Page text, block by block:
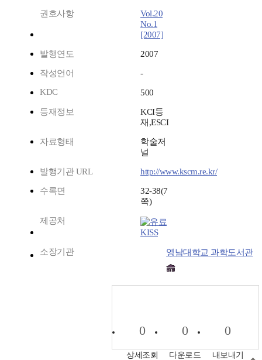
권호사항
Vol.20
No.1
[2007]
발행연도 2007
작성언어
-
KDC
500
등재정보
KCI등
재,ESCI
자료형태
학술저
널
발행기관 URL http://www.kscm.re.kr/
수록면
32-38(7
쪽)
제공처
KISS
소장기관 영남대학교 과학도서관
0
상세조회
0
다운로드
0
내보내기